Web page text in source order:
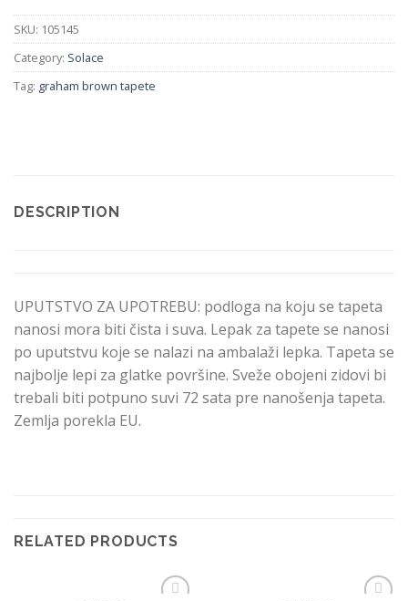
SKU: 105145
Category: Solace
Tag: graham brown tapete
DESCRIPTION
UPUTSTVO ZA UPOTREBU: podloga na koju se tapeta
nanosi mora biti čista i suva. Lepak za tapete se nanosi
po uputstvu koje se nalazi na ambalaži lepka. Tapeta se
najbolje lepi za glatke površine. Sveže obojeni zidovi bi
trebali biti potpuno suvi 72 sata pre nanošenja tapeta.
Zemlja porekla EU.
RELATED PRODUCTS